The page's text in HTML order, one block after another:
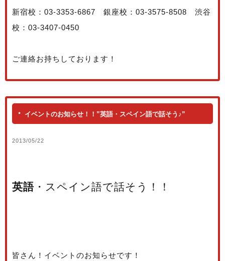
新宿校：03-3353-6867 銀座校：03-3575-8508 渋谷
校：03-3407-0450
ご連絡お持ちしております！
イベントのお知らせ！！”英語・スペイン語で話そう♪”
2013/05/22
英語 ・スペイン語で話そう！！
皆さん！イベントのお知らせです！